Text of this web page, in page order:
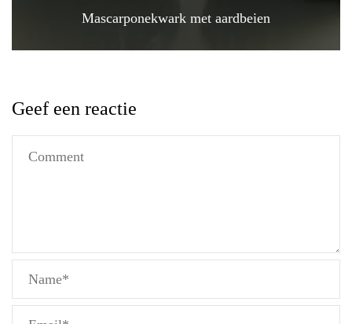
Mascarponekwark met aardbeien
Geef een reactie